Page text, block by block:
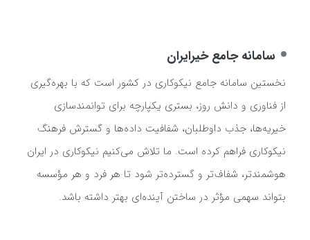
سامانه جامع خیرایران
نخستین سامانه جامع نیکوکاری در کشور است که با بهره‌گیری
از فناوری و دانش روز، بستری یکپارچه برای توانمندسازی
خیریه‌ها، جذب داوطلبان، شفافیت داده‌ها و گسترش فرهنگ
نیکوکاری فراهم کرده است. ما تلاش می‌کنیم نیکوکاری در ایران
هوشمندتر، شفاف‌تر و گسترده‌تر شود تا هر فرد و هر مؤسسه
بتواند سهمی مؤثر در ساختن آینده‌ای بهتر داشته باشد.